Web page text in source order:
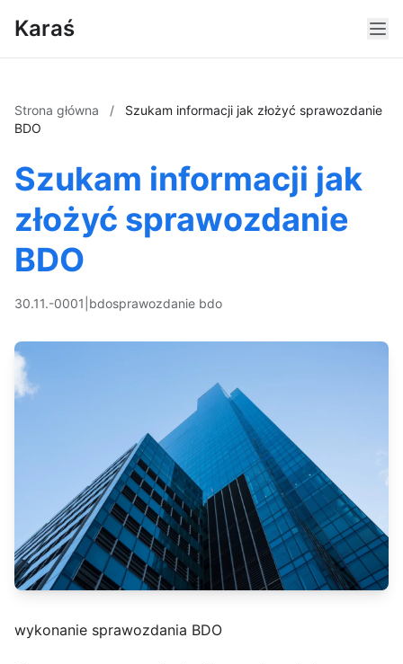
Karaś
Strona główna /
Szukam informacji jak złożyć sprawozdanie
BDO
Szukam informacji jak
złożyć sprawozdanie
BDO
30.11.-0001 bdosprawozdanie bdo
wykonanie sprawozdania BDO